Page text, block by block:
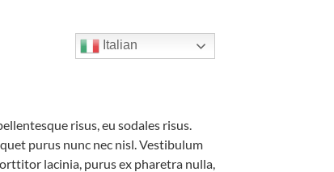
Italian
risus, eu sodales risus.
purus nunc nec nisl. Vestibulum
lacinia, purus ex pharetra nulla,